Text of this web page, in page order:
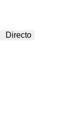
Directo